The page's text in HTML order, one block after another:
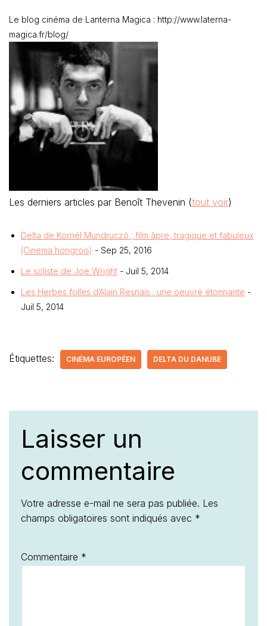
Le blog cinéma de Lanterna Magica : http://www.laterna-
magica.fr/blog/
Les derniers articles par Benoît Thevenin (tout voir)
Delta de Kornél Mundruczó ; film âpre, tragique et fabuleux
(Cinema hongrois) - Sep 25, 2016
Le soliste de Joe Wright - Juil 5, 2014
Les Herbes folles d’Alain Resnais : une oeuvre étonnante -
Juil 5, 2014
Étiquettes: CINÉMA EUROPÉEN DELTA DU DANUBE
Laisser un
commentaire
Votre adresse e-mail ne sera pas publiée. Les
champs obligatoires sont indiqués avec *
Commentaire *